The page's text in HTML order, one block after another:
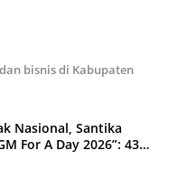
bisnis di Kabupaten
Nasional, Santika
For A Day 2026”: 43